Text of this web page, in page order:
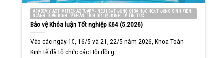
ACADEMY ACTIVITIES ACTUARY - NEU HOẠT ĐỘNG KHOA HỌC HOẠT ĐỘNG SINH VIÊN
NGÀNH TOÁN KINH TẾ PHÂN TÍCH DỮ LIỆU KINH TẾ TIN TỨC
Bảo vệ Khóa luận Tốt nghiệp K64 (5.2026)
Vào các ngày 15, 16/5 và 21, 22/5 năm 2026, Khoa Toán
Kinh tế đã tổ chức các Hội đồng ... ...